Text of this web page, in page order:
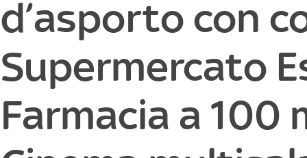
d’asporto con
Supermercato
Farmacia a 100